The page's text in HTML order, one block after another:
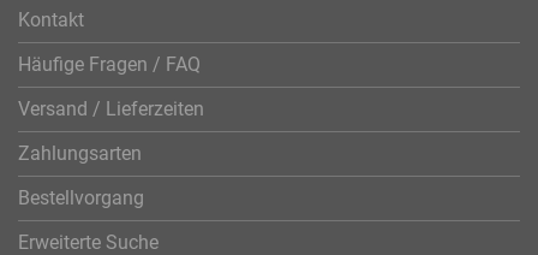
Kontakt
Häufige Fragen / FAQ
Versand / Lieferzeiten
Zahlungsarten
Bestellvorgang
Erweiterte Suche